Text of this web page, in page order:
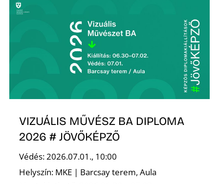
VIZUÁLIS MŰVÉSZ BA DIPLOMA
2026 # JÖVŐKÉPZŐ
Védés: 2026.07.01., 10:00
Helyszín: MKE | Barcsay terem, Aula